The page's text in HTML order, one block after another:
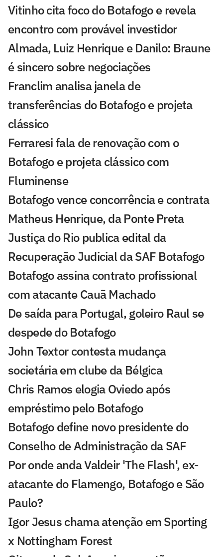
Vitinho cita foco do Botafogo e revela
encontro com provável investidor
Almada, Luiz Henrique e Danilo: Braune
é sincero sobre negociações
Franclim analisa janela de
transferências do Botafogo e projeta
clássico
Ferraresi fala de renovação com o
Botafogo e projeta clássico com
Fluminense
Botafogo vence concorrência e contrata
Matheus Henrique, da Ponte Preta
Justiça do Rio publica edital da
Recuperação Judicial da SAF Botafogo
Botafogo assina contrato profissional
com atacante Cauã Machado
De saída para Portugal, goleiro Raul se
despede do Botafogo
John Textor contesta mudança
societária em clube da Bélgica
Chris Ramos elogia Oviedo após
empréstimo pelo Botafogo
Botafogo define novo presidente do
Conselho de Administração da SAF
Por onde anda Valdeir 'The Flash', ex-
atacante do Flamengo, Botafogo e São
Paulo?
Igor Jesus chama atenção em Sporting
x Nottingham Forest